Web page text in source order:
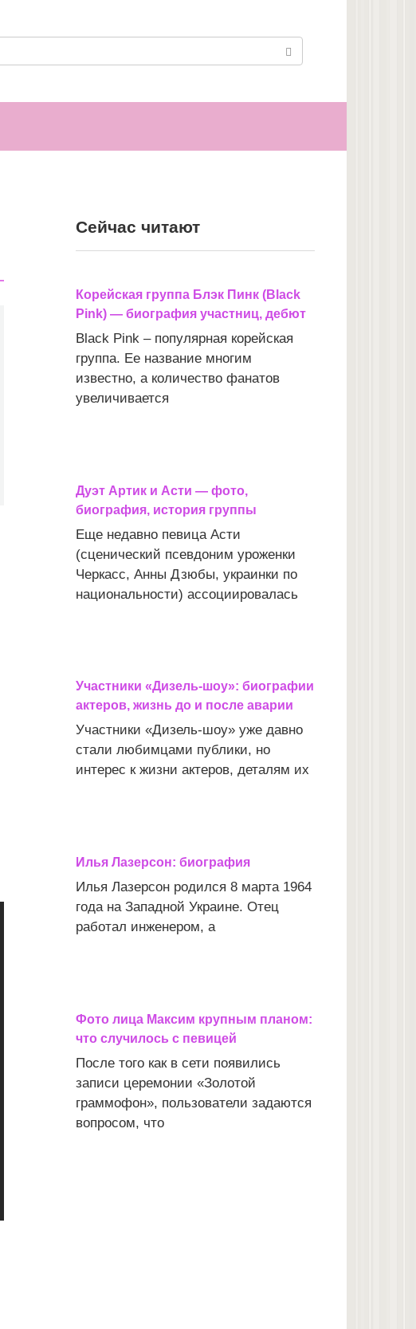
Сейчас читают
Корейская группа Блэк Пинк (Black
Pink) — биография участниц, дебют
Black Pink – популярная корейская
группа. Ее название многим
известно, а количество фанатов
увеличивается
Дуэт Артик и Асти — фото,
биография, история группы
Еще недавно певица Асти
(сценический псевдоним уроженки
Черкасс, Анны Дзюбы, украинки по
национальности) ассоциировалась
Участники «Дизель-шоу»: биографии
актеров, жизнь до и после аварии
Участники «Дизель-шоу» уже давно
стали любимцами публики, но
интерес к жизни актеров, деталям их
Илья Лазерсон: биография
Илья Лазерсон родился 8 марта 1964
года на Западной Украине. Отец
работал инженером, а
Фото лица Максим крупным планом:
что случилось с певицей
После того как в сети появились
записи церемонии «Золотой
граммофон», пользователи задаются
вопросом, что